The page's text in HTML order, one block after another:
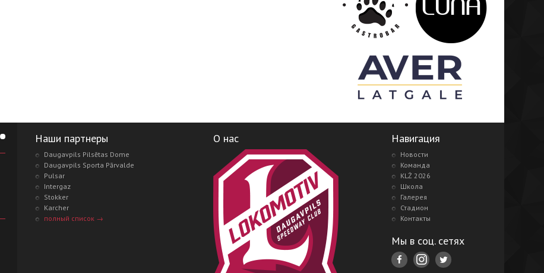
Наши партнеры
Daugavpils Pilsētas Dome
Daugavpils Sporta Pārvalde
Pulsar
Intergaz
Stokker
Karcher
полный список →
О нас Навигация
Новости
Команда
KLŻ 2026
Школа
Галерея
Стадион
Контакты
Мы в соц. сетях